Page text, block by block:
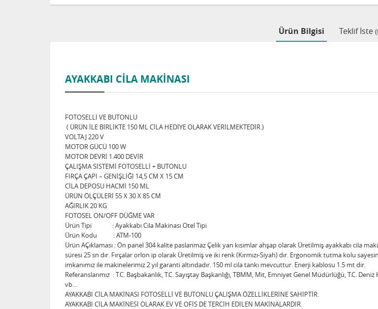
Ürün Bilgisi Teklif İste
AYAKKABI CİLA MAKİNASI
FOTOSELLİ VE BUTONLU
( ÜRÜN İLE BİRLİKTE 150 ML CİLA HEDİYE OLARAK VERİLMEKTEDİR.)
VOLTAJ 220 V
MOTOR GÜCÜ 100 W
MOTOR DEVRİ 1.400 DEVİR
ÇALIŞMA SİSTEMİ FOTOSELLİ + BUTONLU
FIRÇA ÇAPI – GENİŞLİĞİ 14,5 CM X 15 CM
CİLA DEPOSU HACMİ 150 ML
ÜRÜN ÖLÇÜLERİ 55 X 30 X 85 CM
AĞIRLIK 20 KG
FOTOSEL ON/OFF DÜĞME VAR
Ürün Tipi : Ayakkabı Cila Makinası Otel Tipi
Ürün Kodu : ATM-100
Ürün AÇıklaması : Ön panel 304 kalite paslanmaz Çelik yan kısımlar ahşap olarak Üretilmiş ayakkabı cila
süresi 25 sn dır. Fırçalar orlon ip olarak Üretilmiş ve iki renk (Kırmızı-Siyah) dır. Ergonomik tutma kolu
imkanımız ile makinelerimiz 2 yıl garanti altındadır. 150 ml cila tankı mevcuttur. Enerji kablosu 1.5 mt dir.
Referanslarımız : T.C. Başbakanlık, T.C. Sayıştay Başkanlığı, TBMM, Mit, Emniyet Genel Müdürlüğü, T.C.
vb…
AYAKKABI CİLA MAKİNASI FOTOSELLİ VE BUTONLU ÇALIŞMA ÖZELLİKLERİNE SAHİPTİR.
AYAKKABI CİLA MAKİNESİ OLARAK EV VE OFİS DE TERCİH EDİLEN MAKİNALARDIR.